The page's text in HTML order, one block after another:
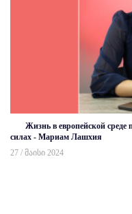
Жизнь в европейской среде
силах - Мариам Лашхия
27 / მაისი 2024